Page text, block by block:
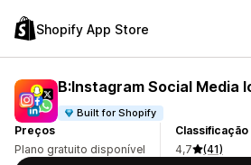
Shopify App Store
B:Instagram Social Media
Built for Shopify
Preços
Plano gratuito disponível
Classificação
4,7
(41)